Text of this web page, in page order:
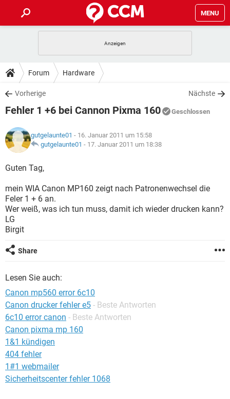
MENU
ANDROID
WINDOWS 10
WHATSAPP TIKTOK
FACEBOOK
TIPPS & TRICKS
SPIELE
WHATSAPP TIKTOK
FACEBOOK
DOWNLOADS
SPIELE STREAMING
ANDROID
WINDOWS 10 INSTAGRAM
WHATSAPP
SPIELE STREAMING
ANDROID
WINDOWS 10
WHATSAPP TIKTOK
FACEBOOK HARDWARE
LEXIKON
SPIELE
WINDOWS 10
WHATSAPP
FACEBOOK
Forum Hardware
Vorherige Nächste
Fehler 1 +6 bei Cannon Pixma 160 Geschlossen
gutgelaunte01 - 16. Januar 2011 um 15:58
gutgelaunte01 - 17. Januar 2011 um 18:38
Guten Tag,
mein WIA Canon MP160 zeigt nach Patronenwechsel die
Feler 1 + 6 an.
Wer weiß, was ich tun muss, damit ich wieder drucken kann?
LG
Birgit
Share
Lesen Sie auch:
Canon mp560 error 6c10
Canon drucker fehler e5 - Beste Antworten
6c10 error canon - Beste Antworten
Canon pixma mp 160
1&1 kündigen
404 fehler
1#1 webmailer
Sicherheitscenter fehler 1068